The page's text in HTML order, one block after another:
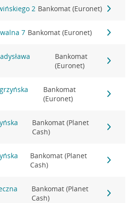
2 Bankomat (Euronet)
7 Bankomat (Euronet)
Bankomat
(Euronet)
Bankomat
(Euronet)
Bankomat (Planet
Cash)
Bankomat (Planet
Cash)
Bankomat (Planet
Cash)